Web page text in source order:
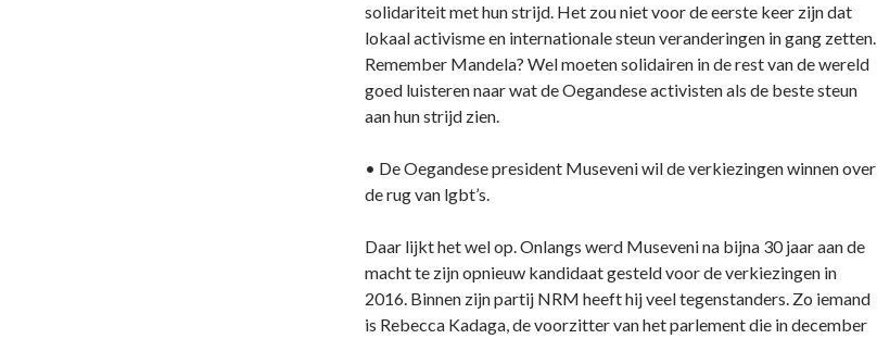
solidariteit met hun strijd. Het zou niet voor de eerste keer zijn dat
lokaal activisme en internationale steun veranderingen in gang zetten.
Remember Mandela? Wel moeten solidairen in de rest van de wereld
goed luisteren naar wat de Oegandese activisten als de beste steun
aan hun strijd zien.
• De Oegandese president Museveni wil de verkiezingen winnen over
de rug van lgbt’s.
Daar lijkt het wel op. Onlangs werd Museveni na bijna 30 jaar aan de
macht te zijn opnieuw kandidaat gesteld voor de verkiezingen in
2016. Binnen zijn partij NRM heeft hij veel tegenstanders. Zo iemand
is Rebecca Kadaga, de voorzitter van het parlement die in december